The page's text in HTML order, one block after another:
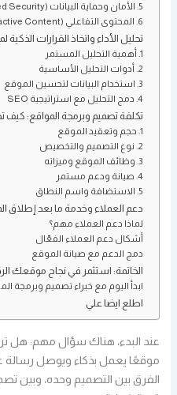
5. الأمان وحماية البيانات (Enhanced Security)
6. المحتوى التفاعلي (Interactive Content)
تحليل الأداء واتخاذ القرارات
1. أهمية التحليل المستمر
2. أدوات التحليل الأساسية
3. استخدام البيانات لتحسين الموقع
4. دمج التحليل مع استراتيجية SEO
تكلفة تصميم وبرمجة المواقع: كيف
1. حجم وتعقيد الموقع
2. نوع التصميم والتخصيص
3. وظائف الموقع وميزاته
4. صيانة ودعم مستمر
5. الاستضافة واسم النطاق
دعم العملاء وخدمة ما بعد إطلاق
لماذا دعم العملاء مهم؟
أشكال دعم العملاء الفعّال
دمج الدعم مع صيانة الموقع
الخاتمة: استثمر في نجاح موقعك
ابدأ اليوم مع خبراء تصميم وبرمجة
اطلع ايضا علي
عند البدء، هناك سؤال مهم: هل
موقعًا يعمل بذكاء ويوصل رسالة
الفرق بين التصميم وحده، وبين